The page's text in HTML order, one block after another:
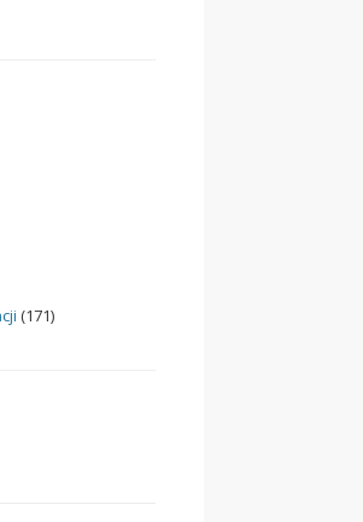
(171)